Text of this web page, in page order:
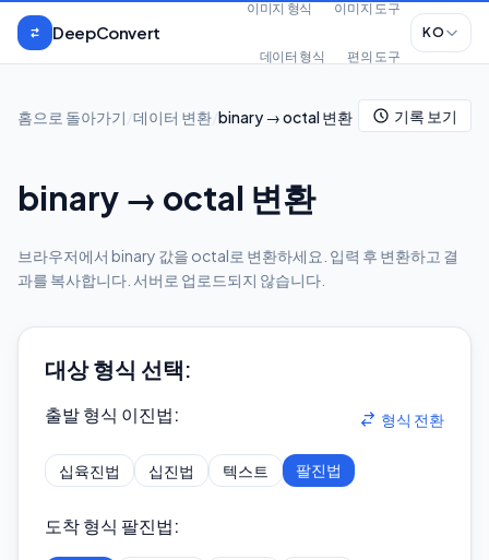
본문으로 건너뛰기
DeepConvert
이미지 형식 이미지 도구
데이터 형식 편의 도구
KO
홈으로 돌아가기 데이터 변환 binary → octal 변환 기록 보기
binary → octal 변환
브라우저에서 binary 값을 octal로 변환하세요. 입력 후 변환하고 결
과를 복사합니다. 서버로 업로드되지 않습니다.
대상 형식 선택:
출발 형식 이진법: 형식 전환
십육진법 십진법 텍스트 팔진법
도착 형식 팔진법: